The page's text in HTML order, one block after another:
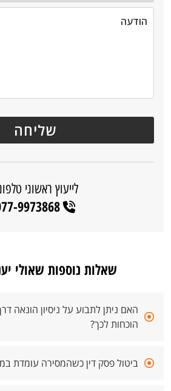
לייעוץ ראשוני
077-9973868
שאלות נוספות שאולי
האם ניתן לתבוע על ניסיון הונאה
הוכחות לכך?
ביטול פסק דין כשהמסירה עומדת